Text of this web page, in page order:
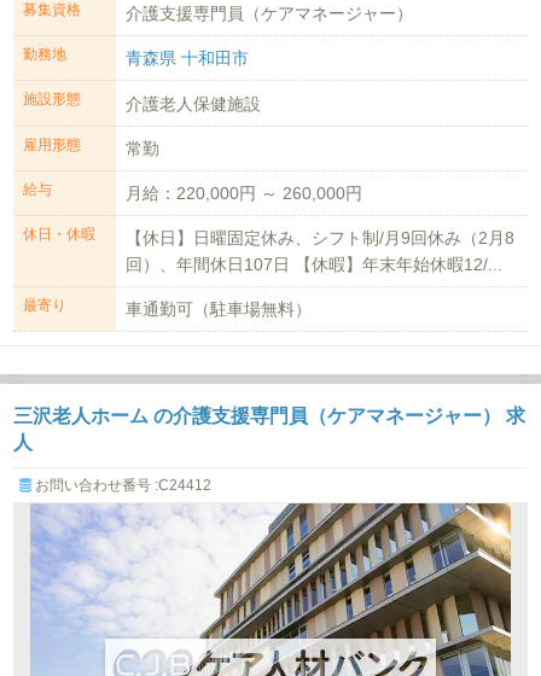
募集資格 介護支援専門員（ケアマネージャー）
勤務地 青森県 十和田市
施設形態 介護老人保健施設
雇用形態 常勤
給与 月給：220,000円 ～ 260,000円
休日・休暇
【休日】日曜固定休み、シフト制/月9回休み（2月8
回）、年間休日107日 【休暇】年末年始休暇12/...
最寄り 車通勤可（駐車場無料）
三沢老人ホーム の介護支援専門員（ケアマネージャー） 求
人
お問い合わせ番号 :C24412